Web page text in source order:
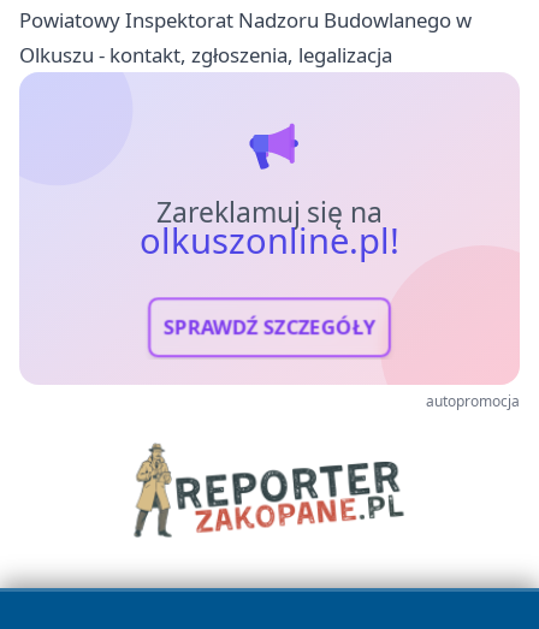
Powiatowy Inspektorat Nadzoru Budowlanego w
Olkuszu - kontakt, zgłoszenia, legalizacja
Zareklamuj się na
olkuszonline.pl!
SPRAWDŹ SZCZEGÓŁY
autopromocja